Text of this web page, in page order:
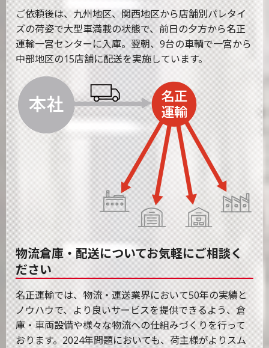
ご依頼後は、九州地区、関西地区から店舗別パレタイ
ズの荷姿で大型車満載の状態で、前日の夕方から名正
運輸一宮センターに入庫。翌朝、9台の車輌で一宮から
中部地区の15店舗に配送を実施しています。
物流倉庫・配送についてお気軽にご相談く
ださい
名正運輸では、物流・運送業界において50年の実績と
ノウハウで、より良いサービスを提供できるよう、倉
庫・車両設備や様々な物流への仕組みづくりを行って
おります。2024年問題においても、荷主様がよりスム